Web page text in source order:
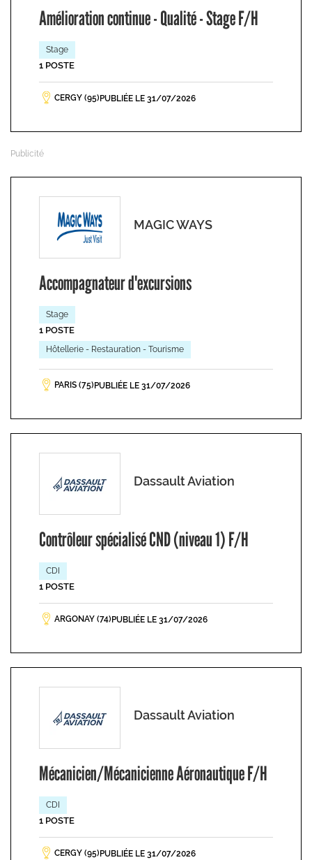
Amélioration continue - Qualité - Stage F/H
Stage
1 POSTE
CERGY (95) PUBLIÉE LE 31/07/2026
MAGIC WAYS
Accompagnateur d'excursions
Stage
1 POSTE
Hôtellerie - Restauration - Tourisme
PARIS (75) PUBLIÉE LE 31/07/2026
Dassault Aviation
Contrôleur spécialisé CND (niveau 1) F/H
CDI
1 POSTE
ARGONAY (74) PUBLIÉE LE 31/07/2026
Dassault Aviation
Mécanicien/Mécanicienne Aéronautique F/H
CDI
1 POSTE
CERGY (95) PUBLIÉE LE 31/07/2026